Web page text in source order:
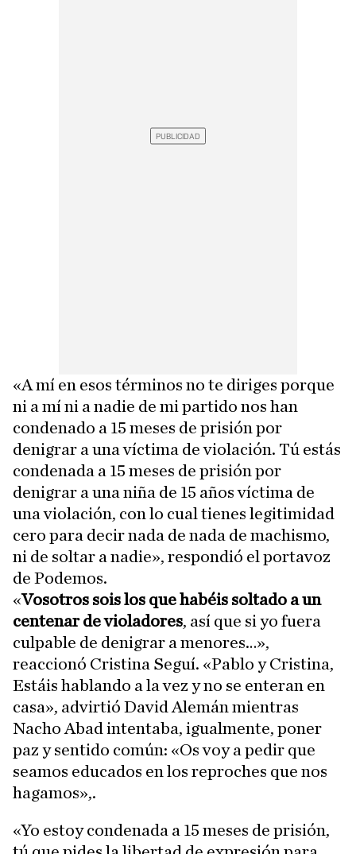
«A mí en esos términos no te diriges porque
ni a mí ni a nadie de mi partido nos han
condenado a 15 meses de prisión por
denigrar a una víctima de violación. Tú estás
condenada a 15 meses de prisión por
denigrar a una niña de 15 años víctima de
una violación, con lo cual tienes legitimidad
cero para decir nada de nada de machismo,
ni de soltar a nadie», respondió el portavoz
de Podemos.
«Vosotros sois los que habéis soltado a un
centenar de violadores, así que si yo fuera
culpable de denigrar a menores…»,
reaccionó Cristina Seguí. «Pablo y Cristina,
Estáis hablando a la vez y no se enteran en
casa», advirtió David Alemán mientras
Nacho Abad intentaba, igualmente, poner
paz y sentido común: «Os voy a pedir que
seamos educados en los reproches que nos
hagamos»,.
«Yo estoy condenada a 15 meses de prisión,